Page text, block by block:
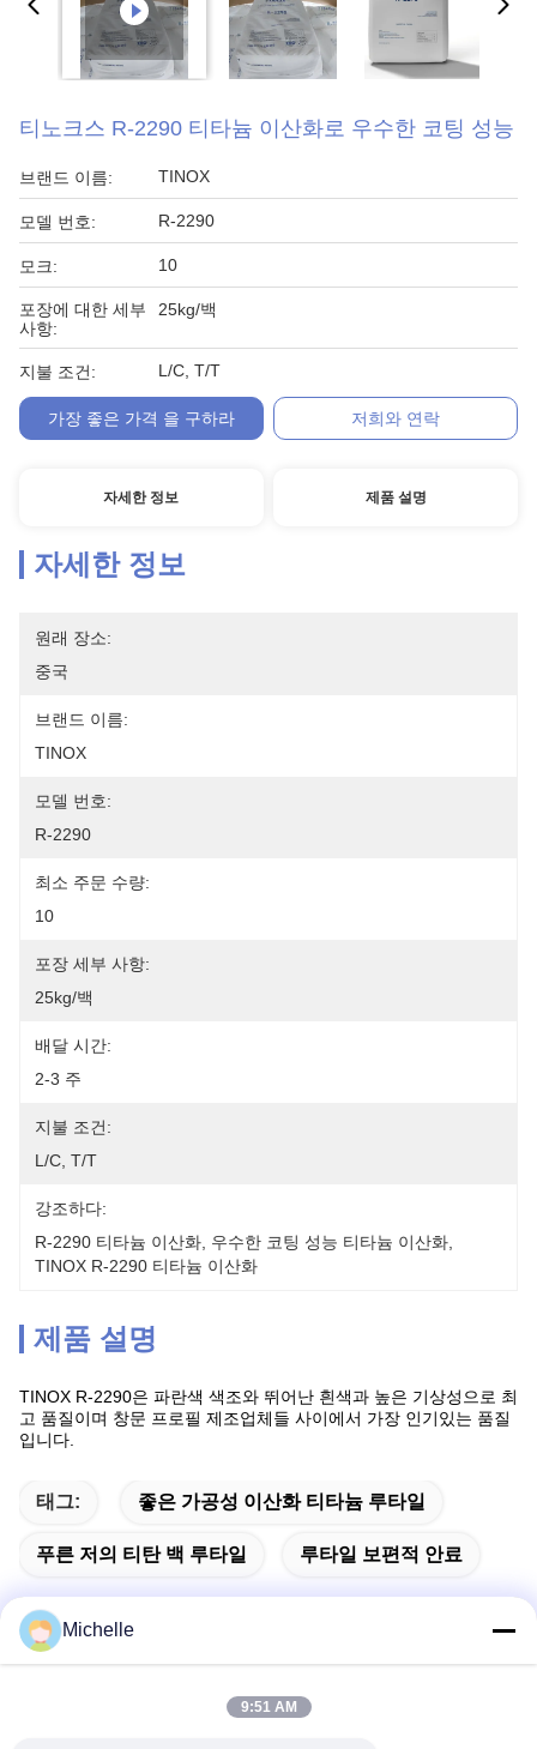
티노크스 R-2290 티타늄 이산화로 우수한 코팅 성능
브랜드 이름: TINOX
모델 번호: R-2290
모크: 10
포장에 대한 세부
사항:
25kg/백
지불 조건: L/C, T/T
가장 좋은 가격 을 구하라 저희와 연락
자세한 정보 제품 설명
자세한 정보
원래 장소:
중국
브랜드 이름:
TINOX
모델 번호:
R-2290
최소 주문 수량:
10
포장 세부 사항:
25kg/백
배달 시간:
2-3 주
지불 조건:
L/C, T/T
강조하다:
R-2290 티타늄 이산화 우수한 코팅 성능 티타늄 이산화
TINOX R-2290 티타늄 이산화
제품 설명
TINOX R-2290은 파란색 색조와 뛰어난 흰색과 높은 기상성으로 최
고 품질이며 창문 프로필 제조업체들 사이에서 가장 인기있는 품질
입니다.
태그: 좋은 가공성 이산화 티타늄 루타일
푸른 저의 티탄 백 루타일 루타일 보편적 안료
Michelle
9:51 AM